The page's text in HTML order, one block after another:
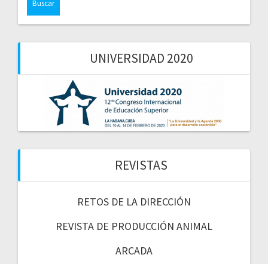
UNIVERSIDAD 2020
REVISTAS
RETOS DE LA DIRECCIÓN
REVISTA DE PRODUCCIÓN ANIMAL
ARCADA